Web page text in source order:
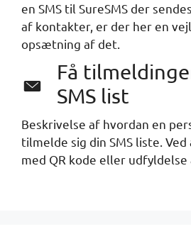
en SMS til SureSMS der
af kontakter, er der her en
opsætning af det.
Få
SMS list
Beskrivelse af hvordan en
tilmelde sig din SMS liste. Ved
med QR kode eller